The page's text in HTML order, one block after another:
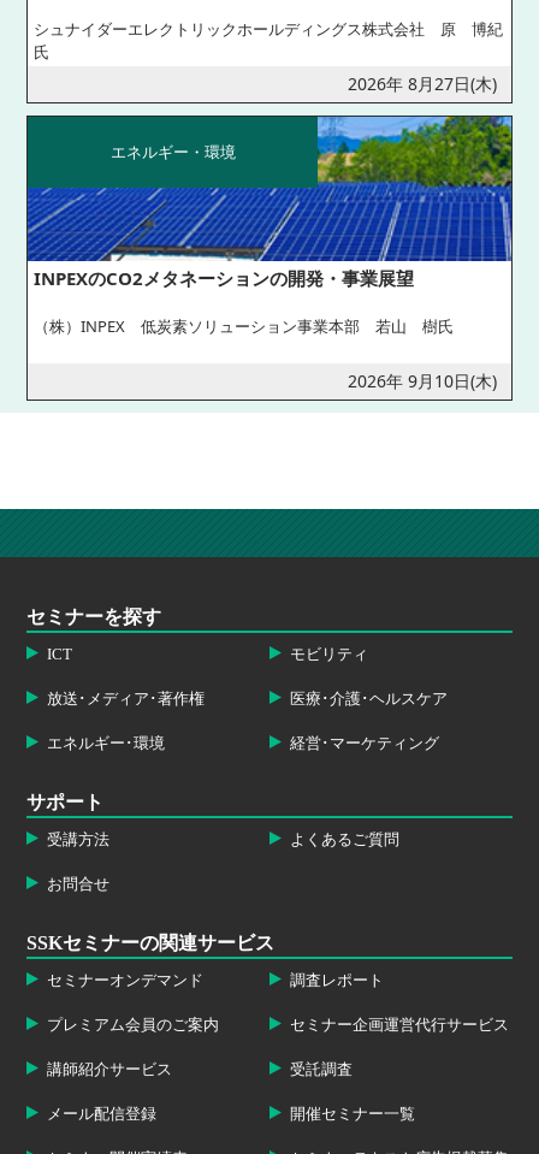
シュナイダーエレクトリックホールディングス株式会社 原 博紀
氏
2026年 8月27日(木)
エネルギー・環境
INPEXのCO2メタネーションの開発・事業展望
（株）INPEX 低炭素ソリューション事業本部 若山 樹氏
2026年 9月10日(木)
セミナーを探す
ICT モビリティ
放送･メディア･著作権 医療･介護･ヘルスケア
エネルギー･環境 経営･マーケティング
サポート
受講方法 よくあるご質問
お問合せ
SSKセミナーの関連サービス
セミナーオンデマンド 調査レポート
プレミアム会員のご案内 セミナー企画運営代行サービス
講師紹介サービス 受託調査
メール配信登録 開催セミナー一覧